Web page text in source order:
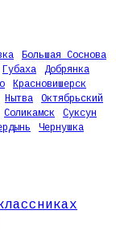
Большая Соснова
Губаха
Добрянка
Красновишерск
Нытва
Октябрьский
Соликамск
Суксун
Чернушка